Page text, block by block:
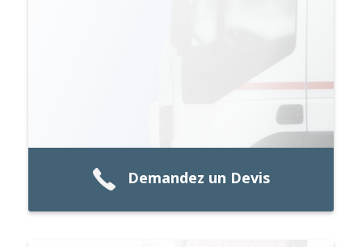
Demandez un Devis